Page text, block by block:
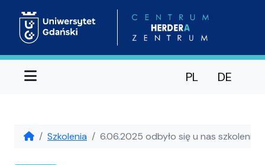
Menu PL DE
Szkolenia 6.06.2025 odbyło się u nas szkolenie